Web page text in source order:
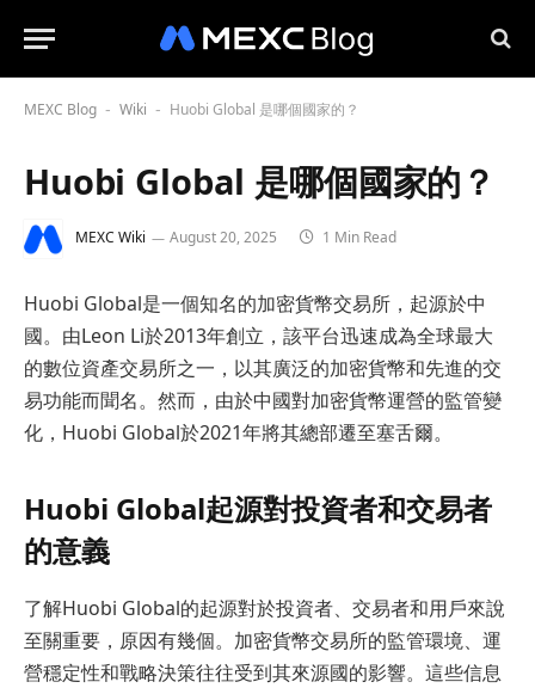
MEXC Blog - Wiki - Huobi Global 是哪個國家的？
Huobi Global 是哪個國家的？
MEXC Wiki August 20, 2025 1 Min Read
Huobi Global是一個知名的加密貨幣交易所，起源於中
國。由Leon Li於2013年創立，該平台迅速成為全球最大
的數位資產交易所之一，以其廣泛的加密貨幣和先進的交
易功能而聞名。然而，由於中國對加密貨幣運營的監管變
化，Huobi Global於2021年將其總部遷至塞舌爾。
Huobi Global起源對投資者和交易者
的意義
了解Huobi Global的起源對於投資者、交易者和用戶來說
至關重要，原因有幾個。加密貨幣交易所的監管環境、運
營穩定性和戰略決策往往受到其來源國的影響。這些信息